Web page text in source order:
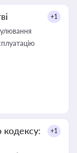
+1
кодексу:
+1